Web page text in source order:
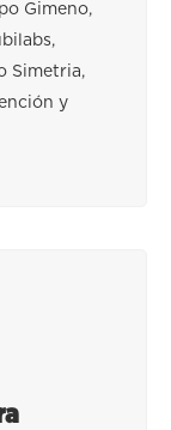
Gimeno,
Simetria,
y